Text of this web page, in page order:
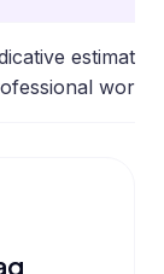
estimate
work.